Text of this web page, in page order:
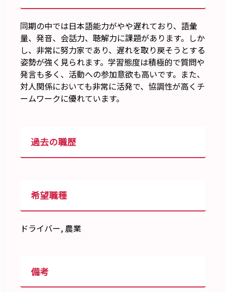
同期の中では日本語能力がやや遅れており、語彙
量、発音、会話力、聴解力に課題があります。しか
し、非常に努力家であり、遅れを取り戻そうとする
姿勢が強く見られます。学習態度は積極的で質問や
発言も多く、活動への参加意欲も高いです。また、
対人関係においても非常に活発で、協調性が高くチ
ームワークに優れています。
過去の職歴
希望職種
ドライバー, 農業
備考